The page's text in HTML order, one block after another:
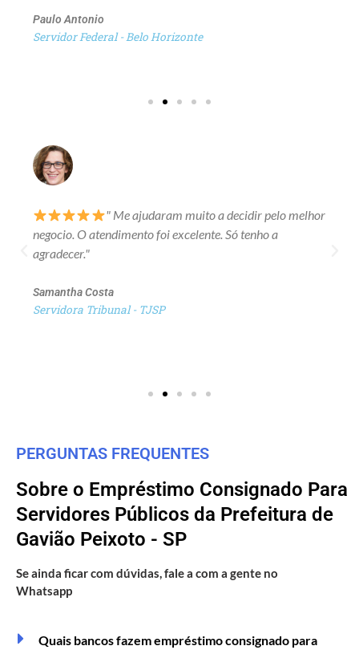
Paulo Antonio
Servidor Federal - Belo Horizonte
" Me ajudaram muito a decidir pelo melhor
negocio. O atendimento foi excelente. Só tenho a
agradecer."
Samantha Costa
Servidora Tribunal - TJSP
PERGUNTAS FREQUENTES
Sobre o Empréstimo Consignado Para
Servidores Públicos da Prefeitura de
Gavião Peixoto - SP
Se ainda ficar com dúvidas, fale a com a gente no
Whatsapp
Quais bancos fazem empréstimo consignado para